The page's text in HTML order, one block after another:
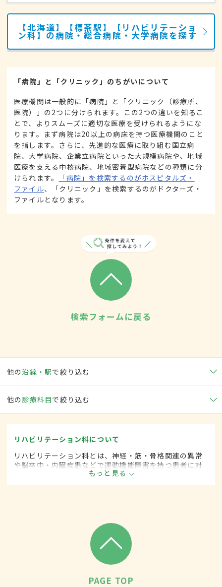
【北海道】【標茶駅】【リハビリテーショ
ン科】の病院・総合病院・大学病院を探す
「病院」と「クリニック」のちがいについて
医療機関は一般的に「病院」と「クリニック（診療所、
医院）」の2つに分けられます。この2つの違いを知るこ
とで、よりスムーズに適切な医療を受けられるようにな
ります。まず病院は20以上の病床を持つ医療機関のこと
を指します。さらに、先進的な医療に取り組む国立病
院、大学病院、企業立病院といった大規模病院や、地域
医療を支える中核病院、地域密着型病院などの種類に分
けられます。
「病院」を検索するのがホスピタルズ・
ファイル、「クリニック」を検索するのがドクターズ・
ファイルとなります。
検索フォームに戻る
他の沿線・駅で絞り込む
他の 診療科目で絞り込む
リハビリテーション科について
リハビリテーション科とは、神経・筋・骨格関連の異常
や脳卒中・内臓疾患などで運動機能障害を持つ患者に対
して、失われた機能の回復や残存能力の維持を目的とし
て、診断・治療します。
もっと見る
PAGE TOP